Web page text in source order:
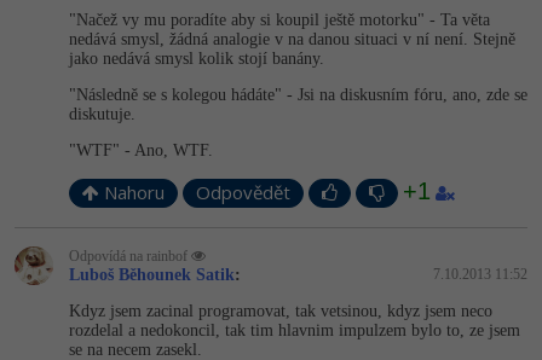
Business
Kryptoměny -25%
Copywriting
MS Office -80%
Google Dokumenty
Time management
Adobe After Effects
Blender -80%
Inkscape
Fotografování -80%
Video
Ostatní
"Načež vy mu poradíte aby si koupil ještě motorku" - Ta věta
nedává smysl, žádná analogie v na danou situaci v ní není. Stejně
jako nedává smysl kolik stojí banány.
"Následně se s kolegou hádáte" - Jsi na diskusním fóru, ano, zde se
diskutuje.
"WTF" - Ano, WTF.
Nahoru Odpovědět +1
Odpovídá na rainbof
Luboš Běhounek Satik: 7.10.2013 11:52
Kdyz jsem zacinal programovat, tak vetsinou, kdyz jsem neco
rozdelal a nedokoncil, tak tim hlavnim impulzem bylo to, ze jsem
se na necem zasekl.